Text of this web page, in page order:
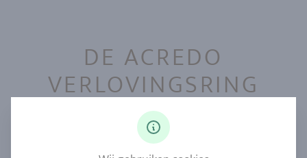
DE ACREDO
VERLOVINGSRING
CONFIGURATOR